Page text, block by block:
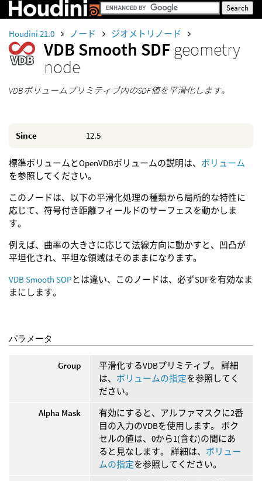
Houdini 21.0 ノード ジオメトリノード
VDB Smooth SDF geometry
node
VDBボリュームプリミティブ内のSDF値を平滑化します。
Since 12.5
標準ボリュームとOpenVDBボリュームの説明は、 ボリューム
を参照してください。
このノードは、以下の平滑化処理の種類から局所的な特性に
応じて、符号付き距離フィールドのサーフェスを動かしま
す。
例えば、曲率の大きさに応じて法線方向に動かすと、凹凸が
平坦化され、平坦な領域はそのままになります。
VDB Smooth SOPとは違い、このノードは、必ずSDFを有効なま
まにします。
パラメータ
Group
平滑化するVDBプリミティブ。 詳細
は、 ボリュームの指定を参照してく
ださい。
Alpha Mask
有効にすると、アルファマスクに2番
目の入力のVDBを使用します。 ボク
セルの値は、0から1(含む)の間にあ
ると見なします。 詳細は、 ボリュー
ムの指定を参照してください。